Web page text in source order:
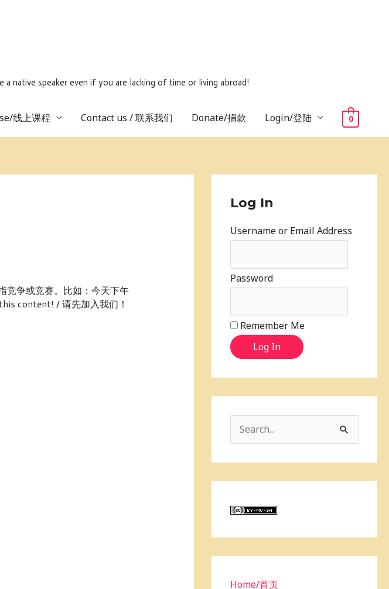
native speaker even if you are lacking of time or living abroad!
线上课程 Contact us / 联系我们 Donate/捐款 Login/登陆 0
竞争或竞赛。比如：今天下午
content! / 请先加入我们！
Log In
Username or Email Address
Password
Remember Me
Log In
c
r
Home/首页